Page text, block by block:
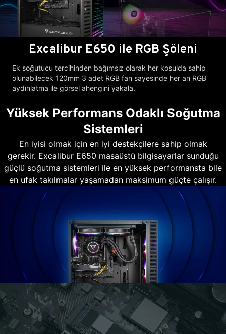
Excalibur E650 ile RGB Şöleni
Ek soğutucu tercihinden bağımsız olarak her koşulda sahip
olunabilecek 120mm 3 adet RGB fan sayesinde her an RGB
aydınlatma ile görsel ahengini yakala.
Yüksek Performans Odaklı Soğutma
Sistemleri
En iyisi olmak için en iyi destekçilere sahip olmak
gerekir. Excalibur E650 masaüstü bilgisayarlar sunduğu
güçlü soğutma sistemleri ile en yüksek performansta bile
en ufak takılmalar yaşamadan maksimum güçte çalışır.